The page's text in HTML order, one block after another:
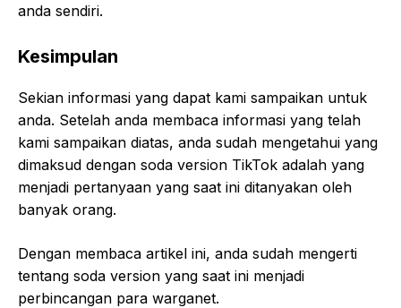
anda sendiri.
Kesimpulan
Sekian informasi yang dapat kami sampaikan untuk
anda. Setelah anda membaca informasi yang telah
kami sampaikan diatas, anda sudah mengetahui yang
dimaksud dengan soda version TikTok adalah yang
menjadi pertanyaan yang saat ini ditanyakan oleh
banyak orang.
Dengan membaca artikel ini, anda sudah mengerti
tentang soda version yang saat ini menjadi
perbincangan para warganet.